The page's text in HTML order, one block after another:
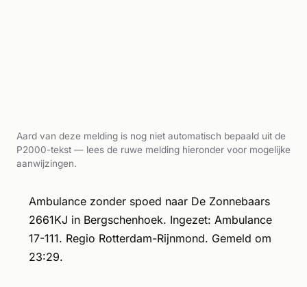
Aard van deze melding is nog niet automatisch bepaald uit de
P2000-tekst — lees de ruwe melding hieronder voor mogelijke
aanwijzingen.
Ambulance zonder spoed naar De Zonnebaars
2661KJ in Bergschenhoek. Ingezet: Ambulance
17-111. Regio Rotterdam-Rijnmond. Gemeld om
23:29.